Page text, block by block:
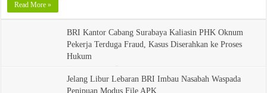
Read More »
BRI Kantor Cabang Surabaya Kaliasin PHK Oknum
Pekerja Terduga Fraud, Kasus Diserahkan ke Proses
Hukum
Jelang Libur Lebaran BRI Imbau Nasabah Waspada
Penipuan Modus File APK